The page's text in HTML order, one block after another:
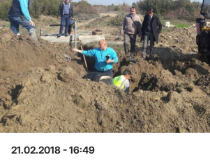
21.02.2018 - 16:49